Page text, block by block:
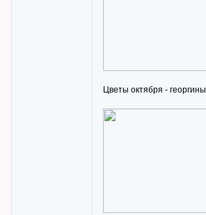
Цветы октября - георгины